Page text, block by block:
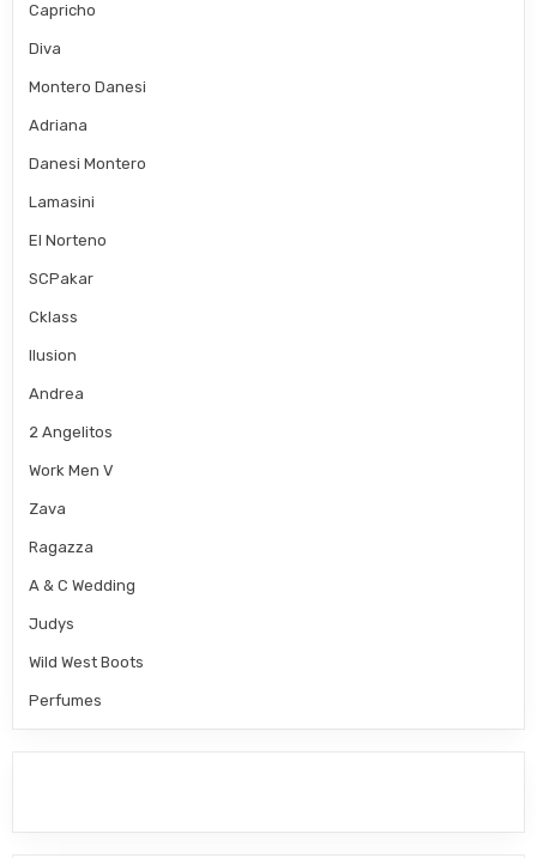
Capricho
Diva
Montero Danesi
Adriana
Danesi Montero
Lamasini
El Norteno
SCPakar
Cklass
Ilusion
Andrea
2 Angelitos
Work Men V
Zava
Ragazza
A & C Wedding
Judys
Wild West Boots
Perfumes